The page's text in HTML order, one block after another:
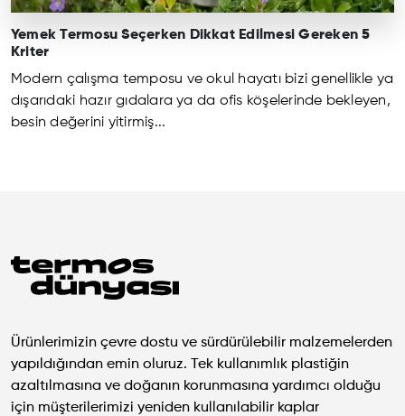
Yemek Termosu Seçerken Dikkat Edilmesi Gereken 5
Kriter
Modern çalışma temposu ve okul hayatı bizi genellikle ya
dışarıdaki hazır gıdalara ya da ofis köşelerinde bekleyen,
besin değerini yitirmiş...
Ürünlerimizin çevre dostu ve sürdürülebilir malzemelerden
yapıldığından emin oluruz. Tek kullanımlık plastiğin
azaltılmasına ve doğanın korunmasına yardımcı olduğu
için müşterilerimizi yeniden kullanılabilir kaplar